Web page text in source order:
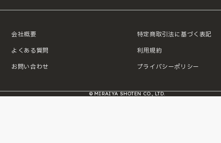
会社概要
よくある質問
お問い合わせ
特定商取引法に基づく表記
利用規約
プライバシーポリシー
© MIRAIYA SHOTEN CO., LTD.